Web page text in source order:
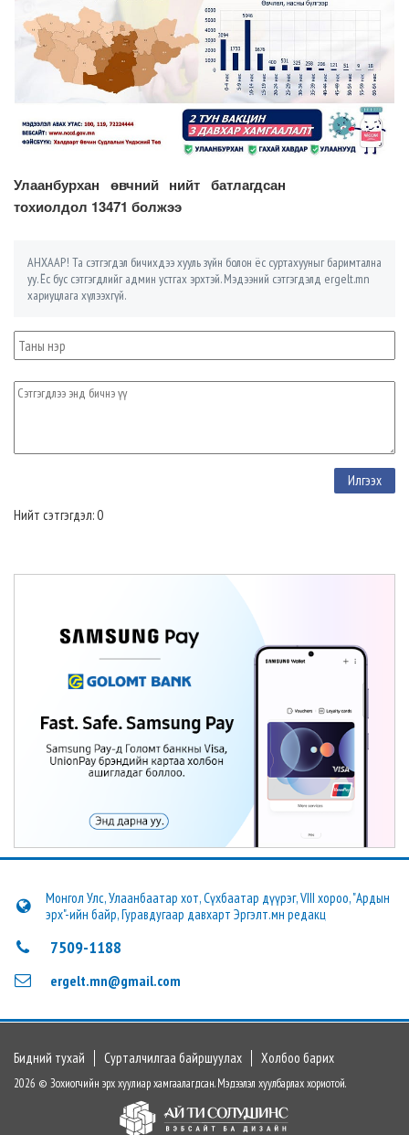
Улаанбурхан өвчний нийт батлагдсан
тохиолдол 13471 болжээ
АНХААР! Та сэтгэгдэл бичихдээ хууль зүйн болон ёс суртахууныг баримтална
уу. Ёс бус сэтгэгдлийг админ устгах эрхтэй. Мэдээний сэтгэгдэлд ergelt.mn
хариуцлага хүлээхгүй.
Нийт сэтгэгдэл: 0
Монгол Улс, Улаанбаатар хот, Сүхбаатар дүүрэг, VIII хороо, "Ардын
эрх"-ийн байр, Гуравдугаар давхарт Эргэлт.мн редакц
7509-1188
ergelt.mn@gmail.com
Бидний тухай Сурталчилгаа байршуулах Холбоо барих
2026 © Зохиогчийн эрх хуулиар хамгаалагдсан. Мэдээлэл хуулбарлах хориотой.